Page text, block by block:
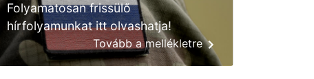
Folyamatosan frissülő
hírfolyamunkat itt olvashatja!
Tovább a mellékletre